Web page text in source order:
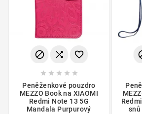
  
    
Peněženkové pouzdro
MEZZO Book na XIAOMI
Redmi Note 13 5G
Mandala Purpurový